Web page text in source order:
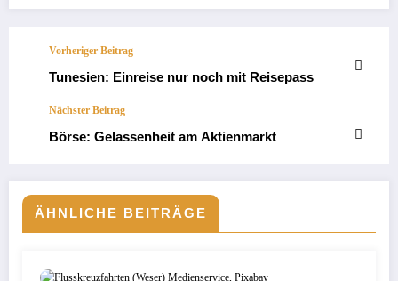
Vorheriger Beitrag
Tunesien: Einreise nur noch mit Reisepass
Nächster Beitrag
Börse: Gelassenheit am Aktienmarkt
ÄHNLICHE BEITRÄGE